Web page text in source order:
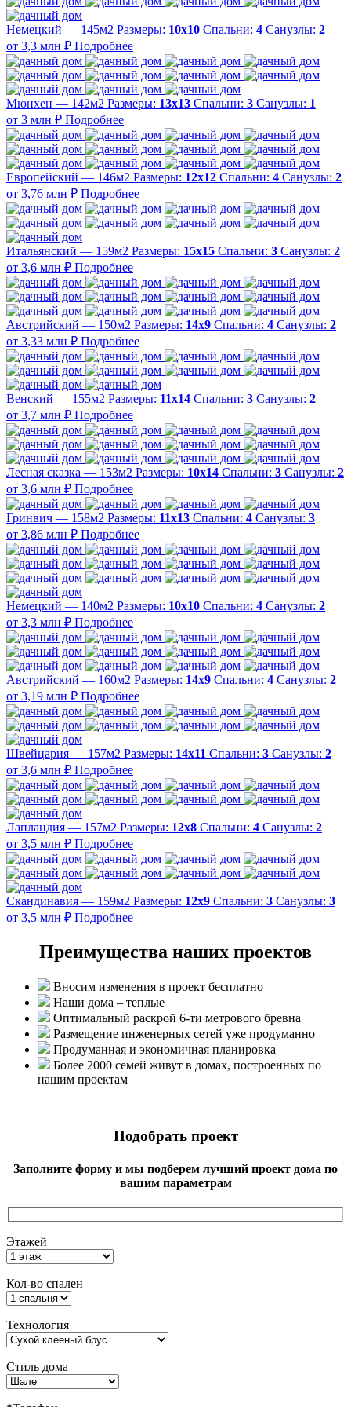
Немецкий — 145м2 Размеры: 10х10 Спальни: 4 Санузлы: 2
от 3,3 млн ₽ Подробнее
Мюнхен — 142м2 Размеры: 13х13 Спальни: 3 Санузлы: 1
от 3 млн ₽ Подробнее
Европейский — 146м2 Размеры: 12х12 Спальни: 4 Санузлы: 2
от 3,76 млн ₽ Подробнее
Итальянский — 159м2 Размеры: 15х15 Спальни: 3 Санузлы: 2
от 3,6 млн ₽ Подробнее
Австрийский — 150м2 Размеры: 14х9 Спальни: 4 Санузлы: 2
от 3,33 млн ₽ Подробнее
Венский — 155м2 Размеры: 11х14 Спальни: 3 Санузлы: 2
от 3,7 млн ₽ Подробнее
Лесная сказка — 153м2 Размеры: 10х14 Спальни: 3 Санузлы: 2
от 3,6 млн ₽ Подробнее
Гринвич — 158м2 Размеры: 11x13 Спальни: 4 Санузлы: 3
от 3,86 млн ₽ Подробнее
Немецкий — 140м2 Размеры: 10х10 Спальни: 4 Санузлы: 2
от 3,3 млн ₽ Подробнее
Австрийский — 160м2 Размеры: 14х9 Спальни: 4 Санузлы: 2
от 3,19 млн ₽ Подробнее
Швейцария — 157м2 Размеры: 14х11 Спальни: 3 Санузлы: 2
от 3,6 млн ₽ Подробнее
Лапландия — 157м2 Размеры: 12х8 Спальни: 4 Санузлы: 2
от 3,5 млн ₽ Подробнее
Скандинавия — 159м2 Размеры: 12х9 Спальни: 3 Санузлы: 3
от 3,5 млн ₽ Подробнее
Преимущества наших проектов
Вносим изменения в проект бесплатно
Наши дома – теплые
Оптимальный раскрой 6-ти метрового бревна
Размещение инженерных сетей уже продуманно
Продуманная и экономичная планировка
Более 2000 семей живут в домах, построенных по
нашим проектам
Подобрать проект
Заполните форму и мы подберем лучший проект дома по
вашим параметрам
Этажей
Кол-во спален
Технология
Стиль дома